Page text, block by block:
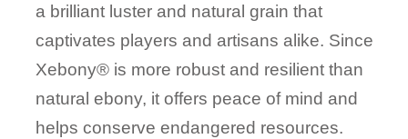
a brilliant luster and natural grain that
captivates players and artisans alike. Since
Xebony® is more robust and resilient than
natural ebony, it offers peace of mind and
helps conserve endangered resources.